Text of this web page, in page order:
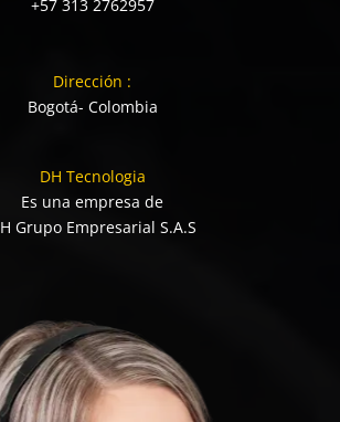
+57 313 2762957
Dirección :
Bogotá- Colombia
DH Tecnologia
Es una empresa de
Grupo Empresarial S.A.S